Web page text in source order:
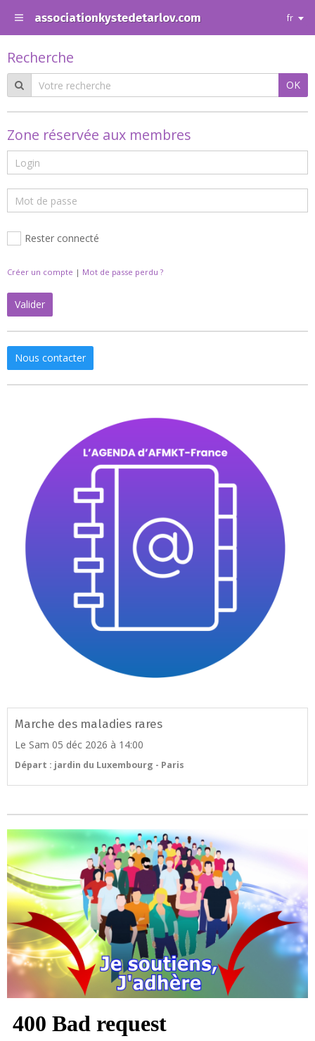
associationkystedetarlov.com fr
Recherche
OK
Zone réservée aux membres
Rester connecté
Créer un compte | Mot de passe perdu ?
Valider
Nous contacter
Marche des maladies rares
Le Sam 05 déc 2026 à 14:00
Départ : jardin du Luxembourg - Paris